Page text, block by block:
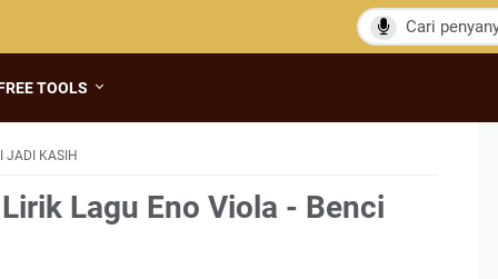
TOOLS
JADI KASIH
Lagu Eno Viola - Benci